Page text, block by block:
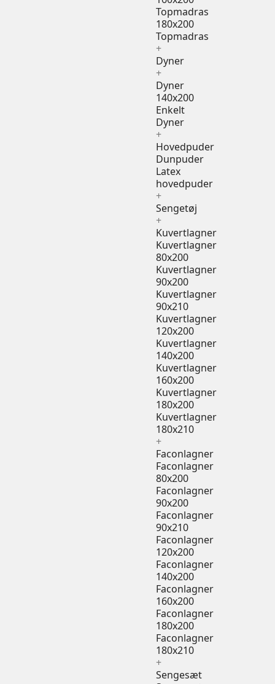
Topmadras
180x200
Topmadras
+
Dyner
+
Dyner
140x200
Enkelt
Dyner
+
Hovedpuder
Dunpuder
Latex
hovedpuder
+
Sengetøj
+
Kuvertlagner
Kuvertlagner
80x200
Kuvertlagner
90x200
Kuvertlagner
90x210
Kuvertlagner
120x200
Kuvertlagner
140x200
Kuvertlagner
160x200
Kuvertlagner
180x200
Kuvertlagner
180x210
+
Faconlagner
Faconlagner
80x200
Faconlagner
90x200
Faconlagner
90x210
Faconlagner
120x200
Faconlagner
140x200
Faconlagner
160x200
Faconlagner
180x200
Faconlagner
180x210
+
Sengesæt